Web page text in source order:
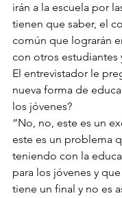
irán a la escuela por
tienen que saber, el
común que lograrán
con otros estudiantes
El entrevistador le
nueva forma de
los jóvenes?
“No, no, este es un
este es un problema
teniendo con la
para los jóvenes y
tiene un final y no es